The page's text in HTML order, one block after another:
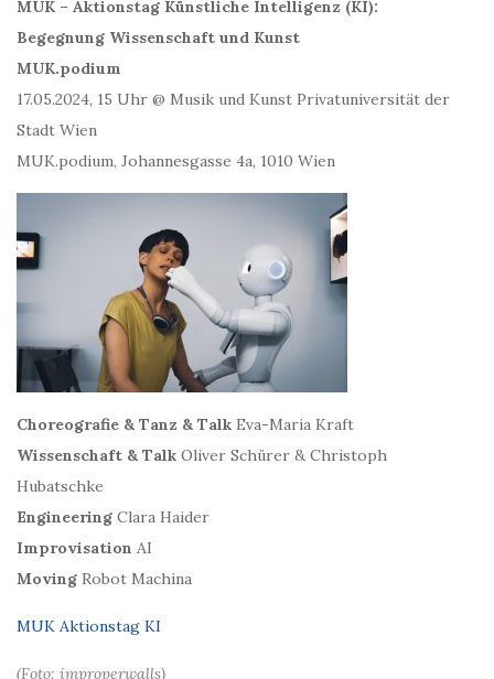
MUK – Aktionstag Künstliche Intelligenz (KI):
Begegnung Wissenschaft und Kunst
MUK.podium
17.05.2024, 15 Uhr @ Musik und Kunst Privatuniversität der
Stadt Wien
MUK.podium, Johannesgasse 4a, 1010 Wien
Choreografie & Tanz & Talk Eva-Maria Kraft
Wissenschaft & Talk Oliver Schürer & Christoph
Hubatschke
Engineering Clara Haider
Improvisation AI
Moving Robot Machina
MUK Aktionstag KI
(Foto: improperwalls)